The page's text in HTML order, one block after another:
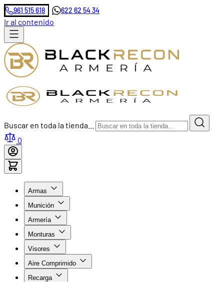
961 515 618 622 62 54 34
Ir al contenido
Buscar en toda la tienda...
0
Armas
Munición
Armería
Monturas
Visores
Aire Comprimido
Recarga